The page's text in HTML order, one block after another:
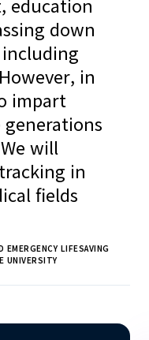
down
in
impart
will
in
fields
EMERGENCY LIFESAVING
UNIVERSITY